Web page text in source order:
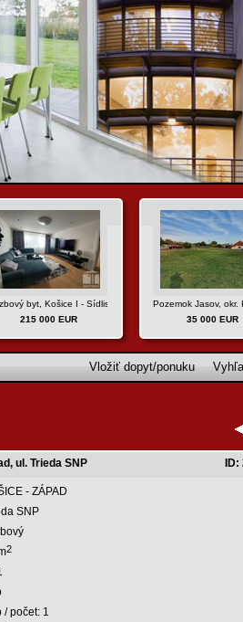
byt, Košice I - Sídlisko Ťahanovce, ul. Varšavská-
215 000 EUR
Pozemok Jasov, okr.
35 000 EUR
Vložiť dopyt/ponuku
ul. Trieda SNP
- ZÁPAD
SNP
2
/ počet: 1